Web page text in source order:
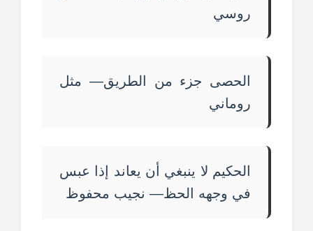
روسي
الحصى جزء من الطريق— مثل
روماني
الحكيم لا ينبغي أن يعاند إذا عبس
في وجهه الحظ— نجيب محفوظ